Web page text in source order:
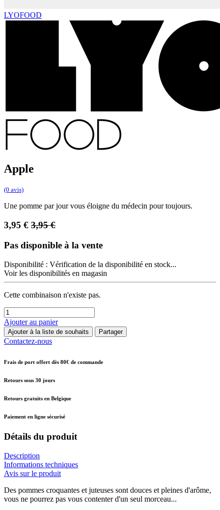
LYOFOOD
Apple
(0 avis)
Une pomme par jour vous éloigne du médecin pour toujours.
3,95 € 3,95€
Pas disponible à la vente
Disponibilité : Vérification de la disponibilité en stock...
Voir les disponibilités en magasin
Cette combinaison n'existe pas.
Ajouter au panier
Ajouter à la liste de souhaits Partager
Contactez-nous
Frais de port offert dès 80€ de commande
Retours sous 30 jours
Retours gratuits en Belgique
Paiement en ligne sécurisé
Détails du produit
Description
Informations techniques
Avis sur le produit
Des pommes croquantes et juteuses sont douces et pleines d'arôme,
vous ne pourrez pas vous contenter d'un seul morceau...